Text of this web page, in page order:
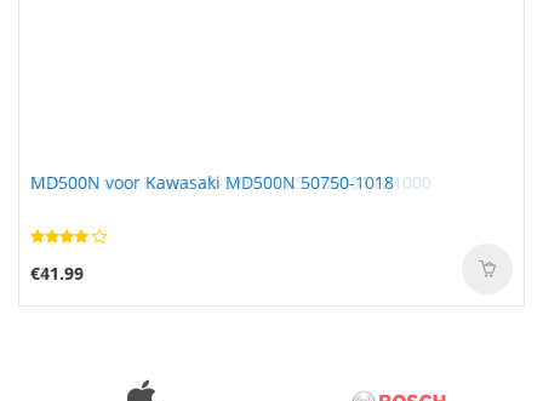
MD500N voor Kawasaki MD500N 50750-1018
€41.99